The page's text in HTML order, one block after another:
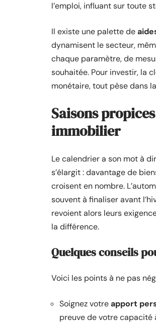
l’emploi, influant sur toute
Il existe une palette de
dynamisent le secteur,
chaque paramètre, de
souhaitée. Pour investir, la
monétaire, tout pèse dans
Saisons
immobilier
Le calendrier a son mot à
s’élargit : davantage de
croisent en nombre.
souvent à finaliser avant
revoient alors leurs
la différence.
Quelques conseils
Voici les points à ne pas
Soignez votreapport
preuve de votre capacité